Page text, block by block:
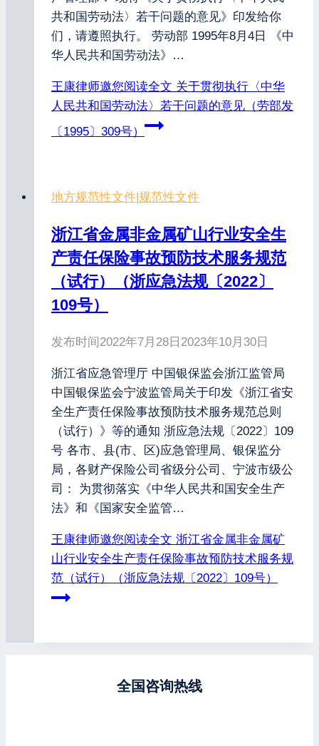
共和国劳动法〉若干问题的意见》印发给你
们，请遵照执行。 劳动部 1995年8月4日 《中
华人民共和国劳动法》…
王康律师邀您阅读全文 关于贯彻执行〈中华
人民共和国劳动法〉若干问题的意见（劳部发
〔1995〕309号）
地方规范性文件|规范性文件
浙江省金属非金属矿山行业安全生
产责任保险事故预防技术服务规范
（试行）（浙应急法规〔2022〕
109号）
发布时间2022年7月28日 2023年10月30日
浙江省应急管理厅 中国银保监会浙江监管局
中国银保监会宁波监管局关于印发《浙江省安
全生产责任保险事故预防技术服务规范总则
（试行）》等的通知 浙应急法规〔2022〕109
号 各市、县(市、区)应急管理局、银保监分
局，各财产保险公司省级分公司、宁波市级公
司： 为贯彻落实《中华人民共和国安全生产
法》和《国家安全监管…
王康律师邀您阅读全文 浙江省金属非金属矿
山行业安全生产责任保险事故预防技术服务规
范（试行）（浙应急法规〔2022〕109号）
全国咨询热线